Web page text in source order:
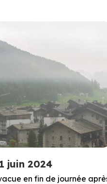
juin 2024
en fin de journée